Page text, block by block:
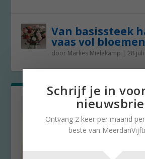
Van basissteek
vaas vol bloemen
door Marlies Mielekamp |28
Schrijf je in
Ontvang 2 keer per maand
beste van